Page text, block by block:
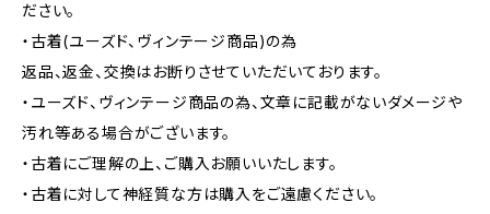
ださい。
・古着(ユーズド、ヴィンテージ商品)の為
返品、返金、交換はお断りさせていただいております。
・ユーズド、ヴィンテージ商品の為、文章に記載がないダメージや
汚れ等ある場合がございます。
・古着にご理解の上、ご購入お願いいたします。
・古着に対して神経質な方は購入をご遠慮ください。